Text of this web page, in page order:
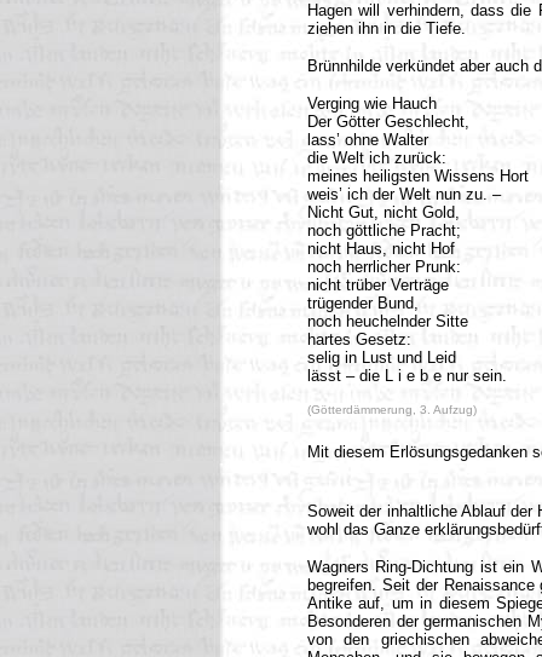
Hagen will verhindern, dass
ziehen ihn in die Tiefe.
Brünnhilde verkündet aber auch
Verging wie Hauch
Der Götter Geschlecht,
lass’ ohne Walter
die Welt ich zurück:
meines heiligsten Wissens Hort
weis’ ich der Welt nun zu. –
Nicht Gut, nicht Gold,
noch göttliche Pracht;
nicht Haus, nicht Hof
noch herrlicher Prunk:
nicht trüber Verträge
trügender Bund,
noch heuchelnder Sitte
hartes Gesetz:
selig in Lust und Leid
lässt – die L i e b e nur sein.
(Götterdämmerung, 3. Aufzug)
Mit diesem Erlösungsgedanken
Soweit der inhaltliche Ablauf der
wohl das Ganze
Wagners Ring-Dichtung ist ein
begreifen. Seit der
Antike auf, um in diesem
Besonderen der germanischen
von den griechischen